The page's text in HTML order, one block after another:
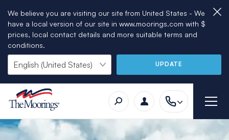
We believe you are visiting our site from United States - We
have a local version of our site in www.moorings.com with $
prices, local contact details and more suitable terms and
conditions.
UPDATE